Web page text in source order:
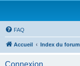
FAQ
Accueil Index du forum
Connexion